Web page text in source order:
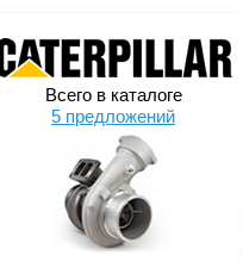
Всего в каталоге
5 предложений